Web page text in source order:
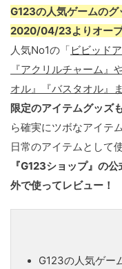
G123の人気ゲームの
2020/04/23よりオー
人気No1の「ビビッド
『アクリルチャーム』
オル』『バスタオル』
限定のアイテムグッズ
ら確実にツボなアイテ
日常のアイテムとして
『G123ショップ』の
外で使ってレビュー！
G123の人気ゲー